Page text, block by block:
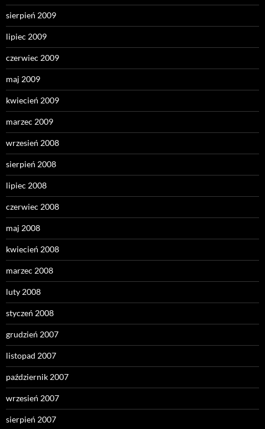
sierpień 2009
lipiec 2009
czerwiec 2009
maj 2009
kwiecień 2009
marzec 2009
wrzesień 2008
sierpień 2008
lipiec 2008
czerwiec 2008
maj 2008
kwiecień 2008
marzec 2008
luty 2008
styczeń 2008
grudzień 2007
listopad 2007
październik 2007
wrzesień 2007
sierpień 2007